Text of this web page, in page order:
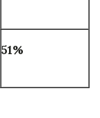
51%